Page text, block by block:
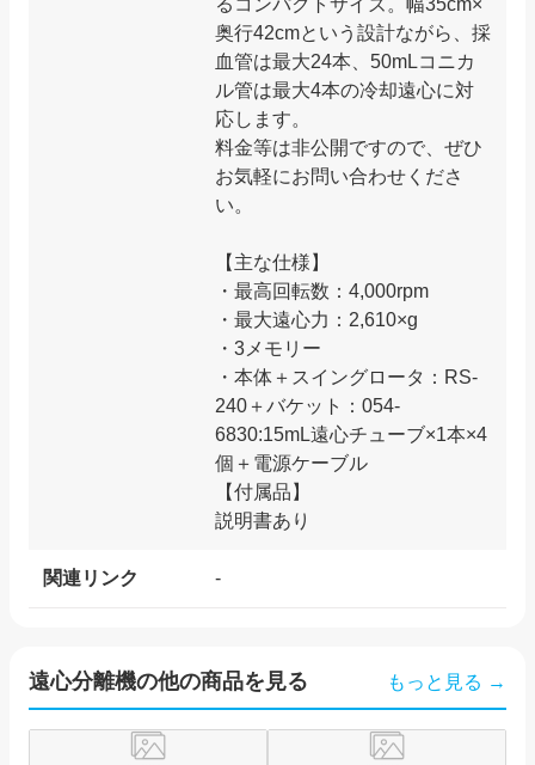
るコンパクトサイズ。幅35cm×
奥行42cmという設計ながら、採
血管は最大24本、50mLコニカ
ル管は最大4本の冷却遠心に対
応します。
料金等は非公開ですので、ぜひ
お気軽にお問い合わせくださ
い。
【主な仕様】
・最高回転数：4,000rpm
・最大遠心力：2,610×g
・3メモリー
・本体＋スイングロータ：RS-
240＋バケット：054-
6830:15mL遠心チューブ×1本×4
個＋電源ケーブル
【付属品】
関連リンク -
遠心分離機の他の商品を見る もっと見る →